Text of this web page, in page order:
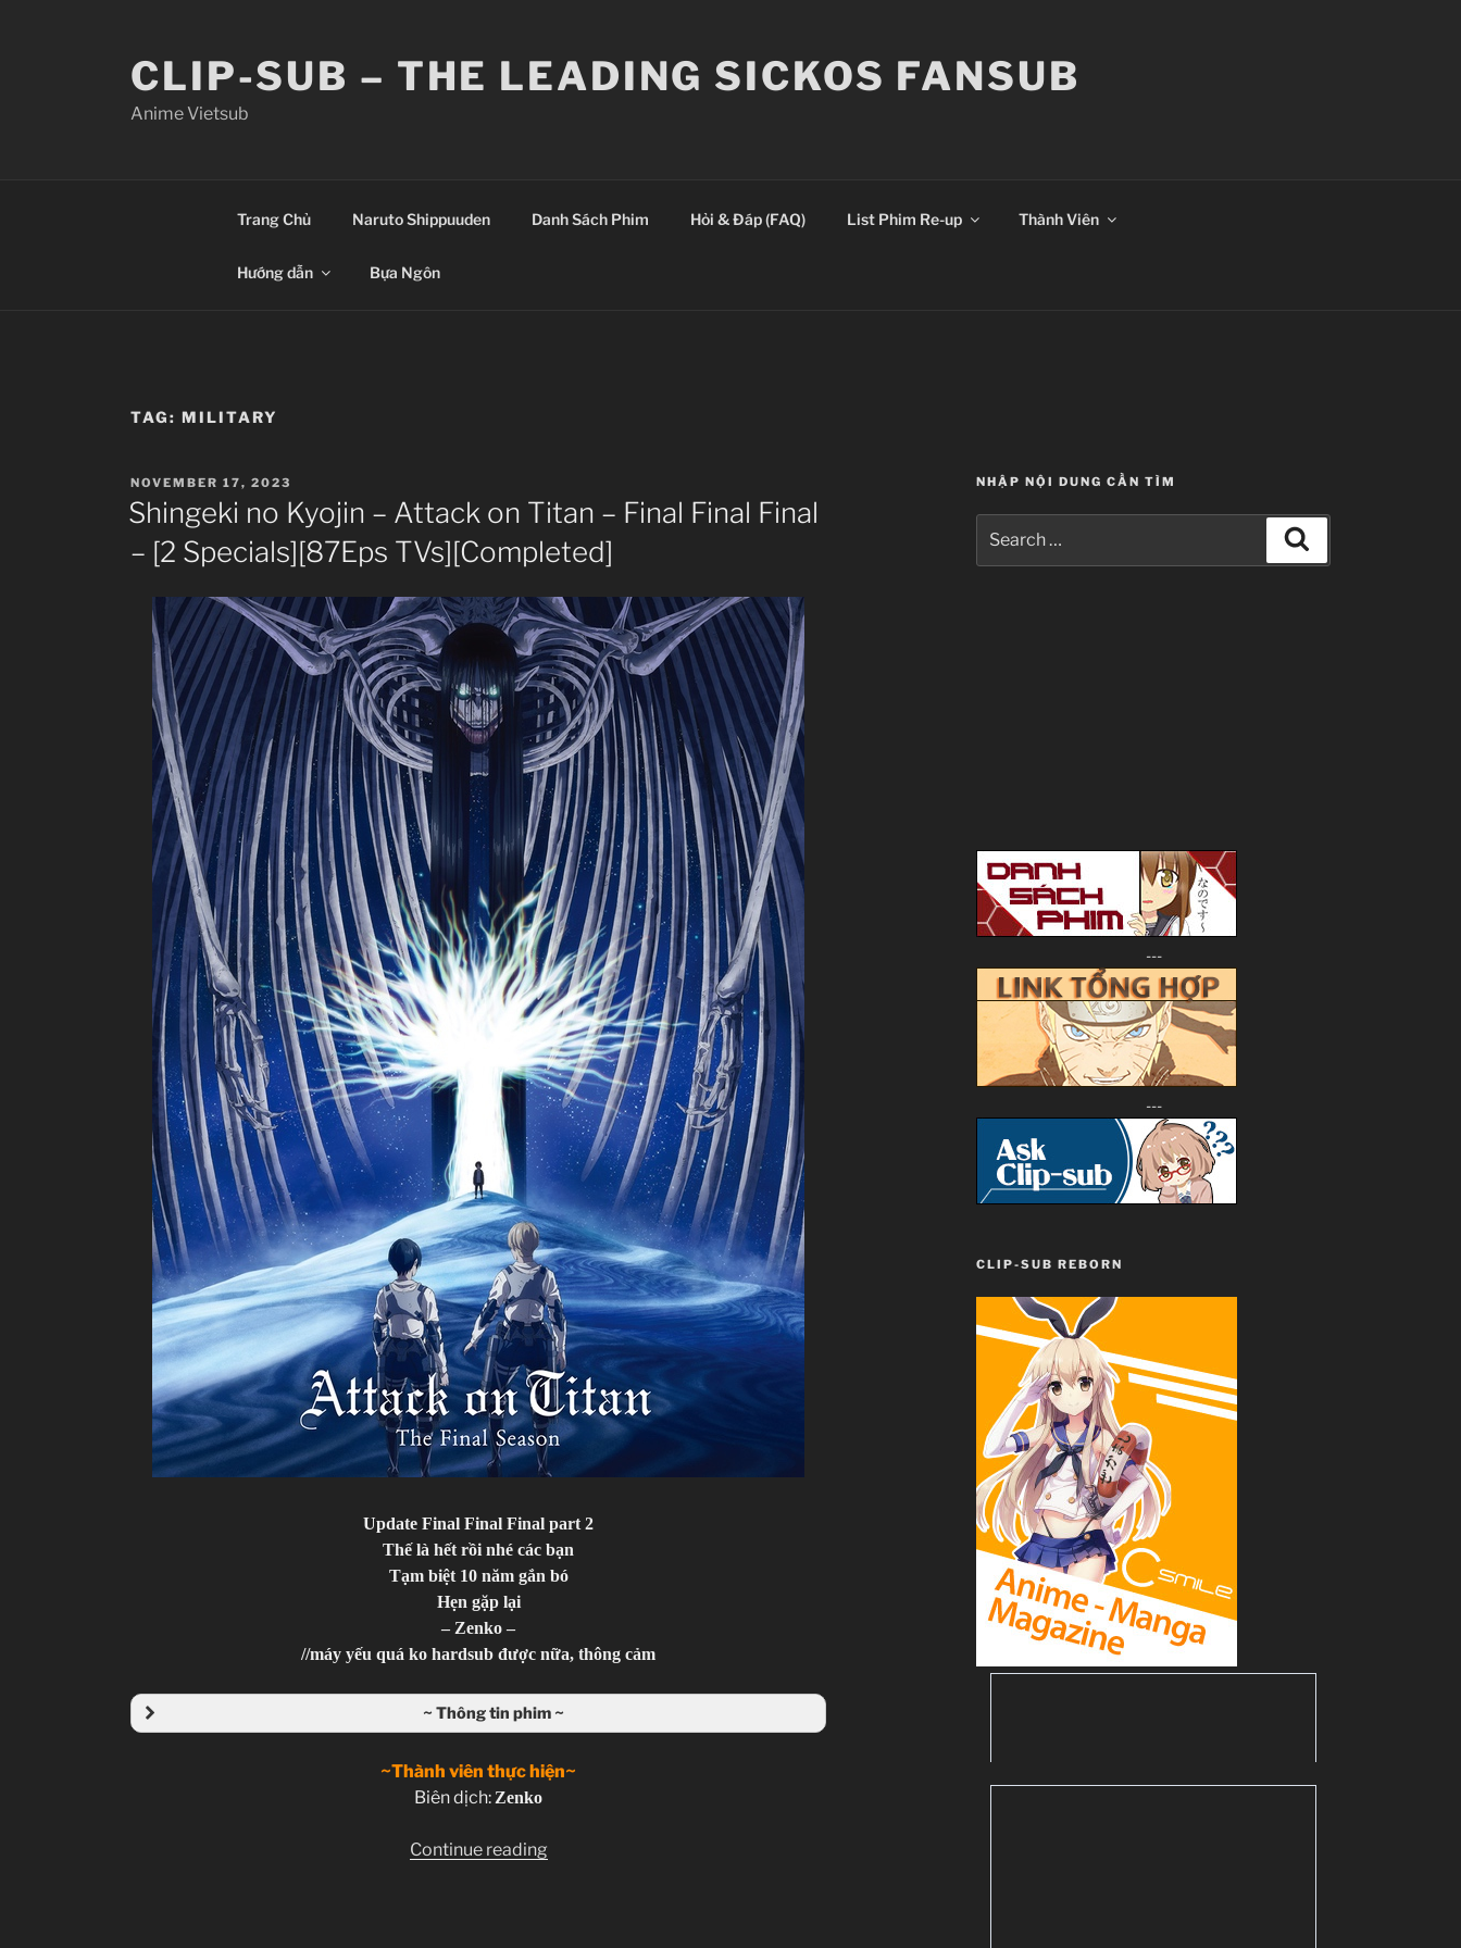
CLIP-SUB – THE LEADING SICKOS FANSUB
Anime Vietsub
Trang Chủ Naruto Shippuuden Danh Sách Phim Hỏi & Đáp (FAQ) List Phim Re-up Thành Viên
Hướng dẫn Bựa Ngôn
TAG: MILITARY
POSTED
ON
NOVEMBER 17, 2023
Shingeki no Kyojin – Attack on Titan – Final Final Final
– [2 Specials][87Eps TVs][Completed]
Update Final Final Final part 2
Thế là hết rồi nhé các bạn
Tạm biệt 10 năm gắn bó
Hẹn gặp lại
– Zenko –
//máy yếu quá ko hardsub được nữa, thông cảm
~ Thông tin phim ~
~Thành viên thực hiện~
Biên dịch: Zenko
Continue reading“Shingeki
NHẬP NỘI DUNG CẦN TÌM
for:
---
---
CLIP-SUB REBORN